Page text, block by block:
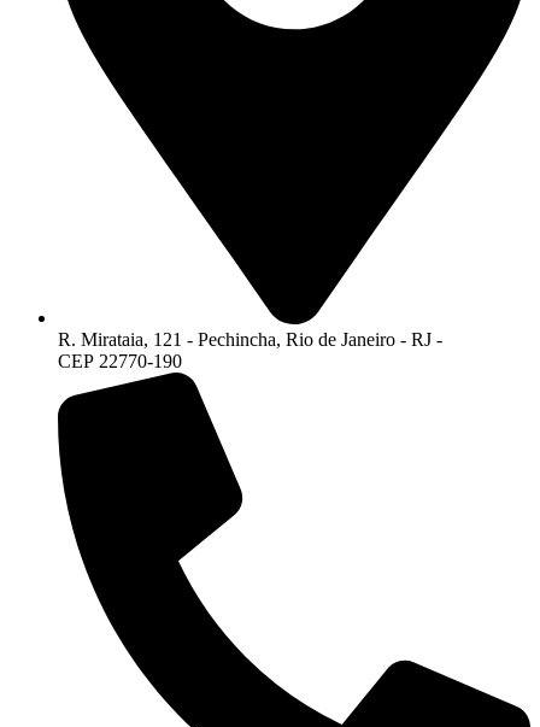
R. Mirataia, 121 - Pechincha, Rio de Janeiro - RJ -
CEP 22770-190